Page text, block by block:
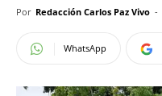
Por Redacción Carlos Paz Vivo -
WhatsApp